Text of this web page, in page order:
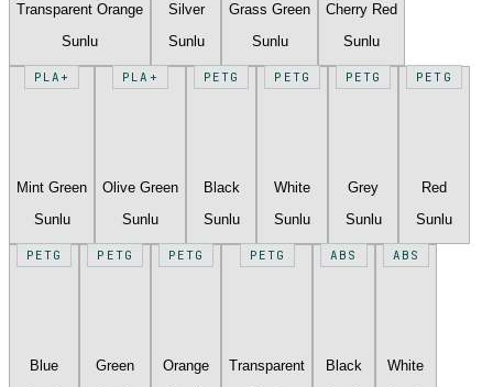
Transparent Orange
Sunlu
Silver
Sunlu
Grass Green
Sunlu
Cherry Red
Sunlu
PLA+
Mint Green
Sunlu
PLA+
Olive Green
Sunlu
PETG
Black
Sunlu
PETG
White
Sunlu
PETG
Grey
Sunlu
PETG
Red
Sunlu
PETG
Blue
PETG
Green
PETG
Orange
PETG
Transparent
ABS
Black
ABS
White